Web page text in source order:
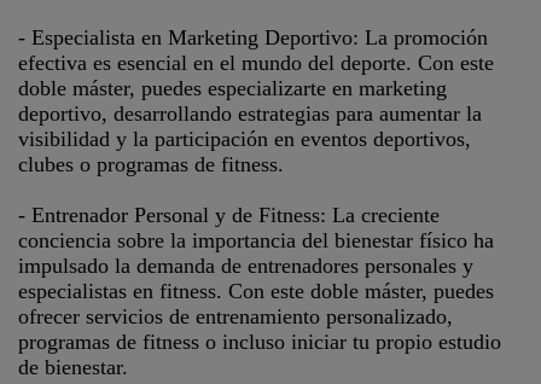
- Especialista en Marketing Deportivo: La promoción
efectiva es esencial en el mundo del deporte. Con este
doble máster, puedes especializarte en marketing
deportivo, desarrollando estrategias para aumentar la
visibilidad y la participación en eventos deportivos,
clubes o programas de fitness.
- Entrenador Personal y de Fitness: La creciente
conciencia sobre la importancia del bienestar físico ha
impulsado la demanda de entrenadores personales y
especialistas en fitness. Con este doble máster, puedes
ofrecer servicios de entrenamiento personalizado,
programas de fitness o incluso iniciar tu propio estudio
de bienestar.